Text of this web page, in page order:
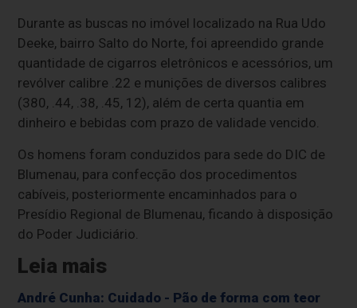
Durante as buscas no imóvel localizado na Rua Udo
Deeke, bairro Salto do Norte, foi apreendido grande
quantidade de cigarros eletrônicos e acessórios, um
revólver calibre .22 e munições de diversos calibres
(380, .44, .38, .45, 12), além de certa quantia em
dinheiro e bebidas com prazo de validade vencido.
Os homens foram conduzidos para sede do DIC de
Blumenau, para confecção dos procedimentos
cabíveis, posteriormente encaminhados para o
Presídio Regional de Blumenau, ficando à disposição
do Poder Judiciário.
Leia mais
André Cunha: Cuidado - Pão de forma com teor